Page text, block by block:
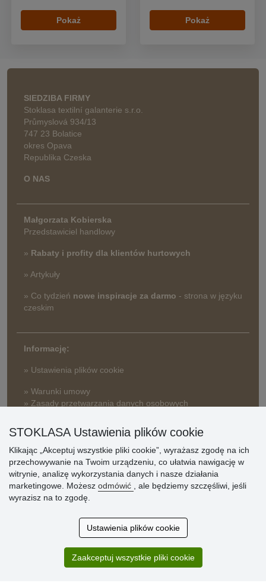
Pokaż Pokaż
SIEDZIBA FIRMY
Stoklasa textilní galanterie s.r.o.
Průmyslová 934/13
747 23 Bolatice
okres Opava
Republika Czeska
O NAS
Małgorzata Kobierska
Przedstawiciel handlowy
» Rabaty i profity dla klientów hurtowych
» Artykuły
» Co tydzień nowe inspiracje za darmo - strona w języku
czeskim
Informację:
» Ustawienia plików cookie
» Warunki umowy
» Zasady przetwarzania danych osobowych
» Reklamacje
» Dlaczego należy się zarejestrować?
» Najczęściej zadawane pytania
Zakup przebiegł sprawnie. Jestem
zadowolona. Polecam.
STOKLASA Ustawienia plików cookie
Klikając „Akceptuj wszystkie pliki cookie”, wyrażasz zgodę na ich
przechowywanie na Twoim urządzeniu, co ułatwia nawigację w
witrynie, analizę wykorzystania danych i nasze działania
marketingowe. Możesz odmówić
, ale będziemy szczęśliwi, jeśli
wyrazisz na to zgodę.
Ustawienia plików cookie
Zaakceptuj wszystkie pliki cookie